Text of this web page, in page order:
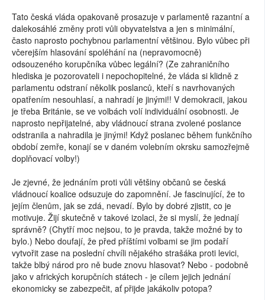
Tato česká vláda opakovaně prosazuje v parlamentě razantní a
dalekosáhlé změny proti vůli obyvatelstva a jen s minimální,
často naprosto pochybnou parlamentní většinou. Bylo vůbec při
včerejším hlasování spoléhání na (nepravomocně)
odsouzeného korupčníka vůbec legální? (Ze zahraničního
hlediska je pozorovateli i nepochopitelné, že vláda si klidně z
parlamentu odstraní několik poslanců, kteří s navrhovaných
opatřením nesouhlasí, a nahradí je jinými!! V demokracii, jakou
je třeba Británie, se ve volbách volí individuální osobnosti. Je
naprosto nepřijatelné, aby vládnoucí strana zvolené poslance
odstranila a nahradila je jinými! Když poslanec během funkčního
období zemře, konají se v daném volebním okrsku samozřejmě
doplňovací volby!)
Je zjevné, že jednáním proti vůli většiny občanů se česká
vládnoucí koalice odsuzuje do zapomnění. Je fascinující, že to
jejím členům, jak se zdá, nevadí. Bylo by dobré zjistit, co je
motivuje. Žijí skutečně v takové izolaci, že si myslí, že jednají
správně? (Chytří moc nejsou, to je pravda, takže možné by to
bylo.) Nebo doufají, že před příštími volbami se jim podaří
vytvořit zase na poslední chvíli nějakého strašáka proti levici,
takže blbý národ pro ně bude znovu hlasovat? Nebo - podobně
jako v afrických korupčních státech - je cílem jejich jednání
ekonomicky se zabezpečit, ať přijde jakákoliv potopa?